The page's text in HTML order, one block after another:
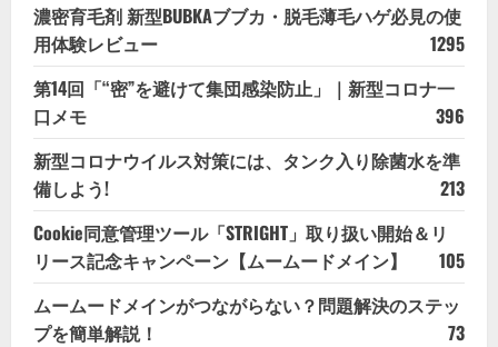
濃密育毛剤 新型BUBKAブブカ・脱毛薄毛ハゲ必見の使
用体験レビュー
1295
第14回「“密”を避けて集団感染防止」｜新型コロナ一
口メモ
396
新型コロナウイルス対策には、タンク入り除菌水を準
備しよう!
213
Cookie同意管理ツール「STRIGHT」取り扱い開始＆リ
リース記念キャンペーン【ムームードメイン】
105
ムームードメインがつながらない？問題解決のステッ
プを簡単解説！
73